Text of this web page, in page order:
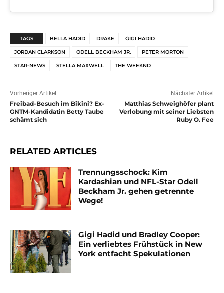
TAGS BELLA HADID DRAKE GIGI HADID
JORDAN CLARKSON ODELL BECKHAM JR. PETER MORTON
STAR-NEWS STELLA MAXWELL THE WEEKND
Vorheriger Artikel
Freibad-Besuch im Bikini? Ex-
GNTM-Kandidatin Betty Taube
schämt sich
Nächster Artikel
Matthias Schweighöfer plant
Verlobung mit seiner Liebsten
Ruby O. Fee
RELATED ARTICLES
Trennungsschock: Kim
Kardashian und NFL-Star Odell
Beckham Jr. gehen getrennte
Wege!
Gigi Hadid und Bradley Cooper:
Ein verliebtes Frühstück in New
York entfacht Spekulationen